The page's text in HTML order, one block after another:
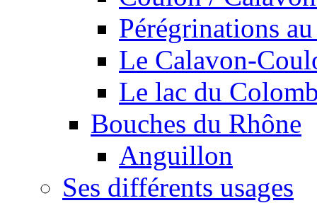
Pérégrinations
Le Calavon-
Le lac du
Bouches du Rhône
Anguillon
Ses différents usages